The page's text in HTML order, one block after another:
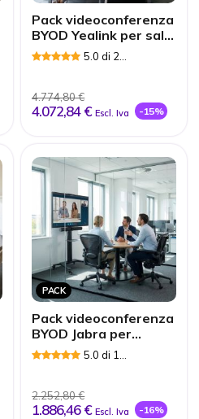
Pack videoconferenza
BYOD Yealink per sale
grandi
5.0 di 2
4.774,80 €
4.072,84 € Escl. Iva -15%
PACK
Pack videoconferenza
BYOD Jabra per
huddle room
5.0 di 1
2.252,80 €
1.886,46 € Escl. Iva -16%